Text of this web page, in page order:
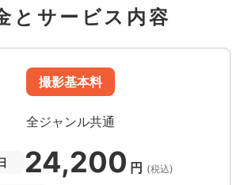
とサービス内容
撮影基本料
全ジャンル共通
24,200 円 (税込)